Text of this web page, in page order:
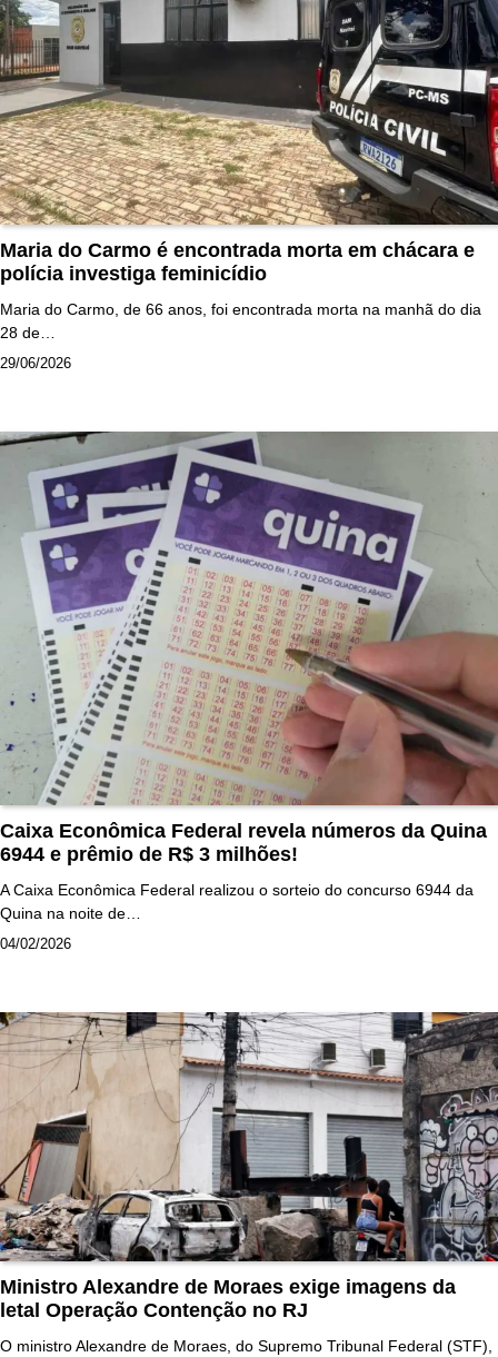
Maria do Carmo é encontrada morta em chácara e
polícia investiga feminicídio
Maria do Carmo, de 66 anos, foi encontrada morta na manhã do dia
28 de…
29/06/2026
Caixa Econômica Federal revela números da Quina
6944 e prêmio de R$ 3 milhões!
A Caixa Econômica Federal realizou o sorteio do concurso 6944 da
Quina na noite de…
04/02/2026
Ministro Alexandre de Moraes exige imagens da
letal Operação Contenção no RJ
O ministro Alexandre de Moraes, do Supremo Tribunal Federal (STF),